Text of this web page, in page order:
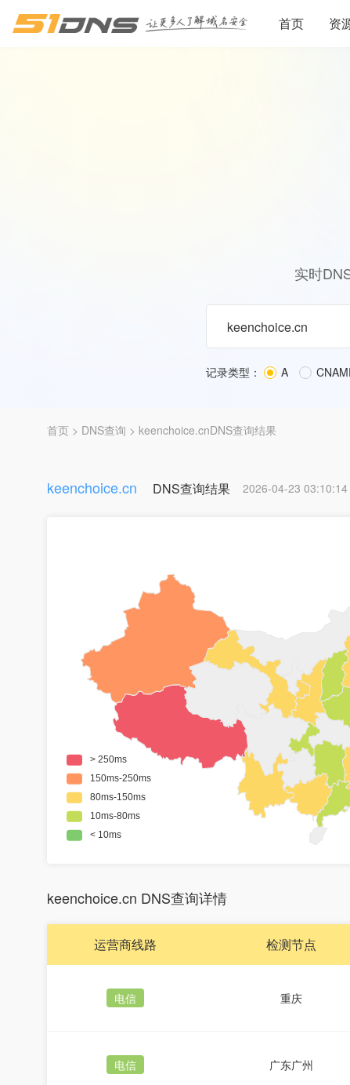
首页 资
实时
记录类型： A
首页 > DNS查询 > keenchoice.cnDNS查询结果
keenchoice.cn DNS查询结果 2026-04-23 03:10:14
keenchoice.cn DNS查询详情
运营商线路 检测节点
电信 重庆
电信 广东广州